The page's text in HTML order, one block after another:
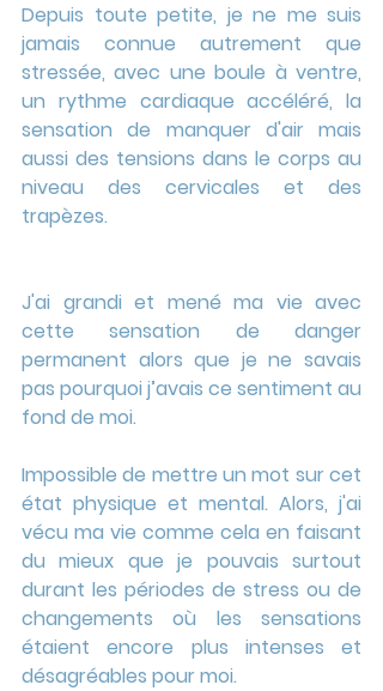
Depuis toute petite, je ne me suis
jamais connue autrement que
stressée, avec une boule à ventre,
un rythme cardiaque accéléré, la
sensation de manquer d'air mais
aussi des tensions dans le corps au
niveau des cervicales et des
trapèzes.
J'ai grandi et mené ma vie avec
cette sensation de danger
permanent alors que je ne savais
pas pourquoi j’avais ce sentiment au
fond de moi.
Impossible de mettre un mot sur cet
état physique et mental. Alors, j'ai
vécu ma vie comme cela en faisant
du mieux que je pouvais surtout
durant les périodes de stress ou de
changements où les sensations
étaient encore plus intenses et
désagréables pour moi.